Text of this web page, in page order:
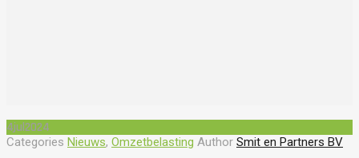
4jul2024
Categories Nieuws, Omzetbelasting Author Smit en Partners BV